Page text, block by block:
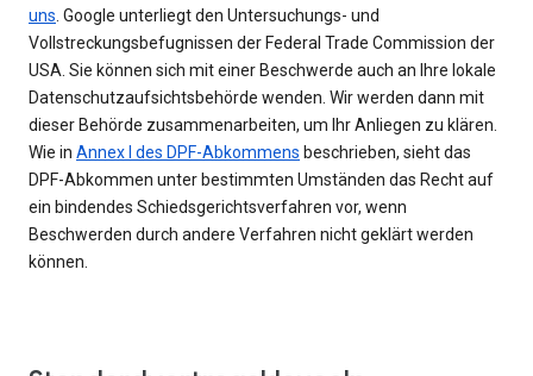
uns. Google unterliegt den Untersuchungs- und
Vollstreckungsbefugnissen der Federal Trade Commission der
USA. Sie können sich mit einer Beschwerde auch an Ihre lokale
Datenschutzaufsichtsbehörde wenden. Wir werden dann mit
dieser Behörde zusammenarbeiten, um Ihr Anliegen zu klären.
Wie in Annex I des DPF-Abkommens beschrieben, sieht das
DPF-Abkommen unter bestimmten Umständen das Recht auf
ein bindendes Schiedsgerichtsverfahren vor, wenn
Beschwerden durch andere Verfahren nicht geklärt werden
können.